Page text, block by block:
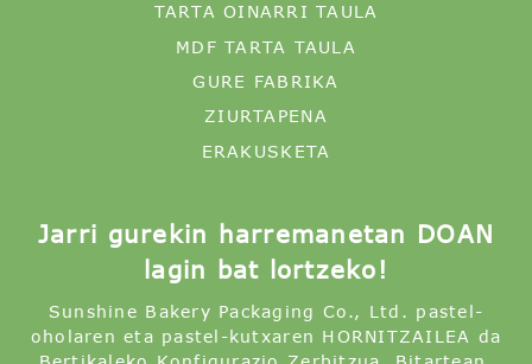
TARTA OINARRI TAULA
MDF TARTA TAULA
GURE FABRIKA
ZIURTAPENA
ERAKUSKETA
Jarri gurekin harremanetan DOAN
lagin bat lortzeko!
Sunshine Bakery Packaging Co., Ltd. pastel-
oholaren eta pastel-kutxaren HORNITZAILEA da